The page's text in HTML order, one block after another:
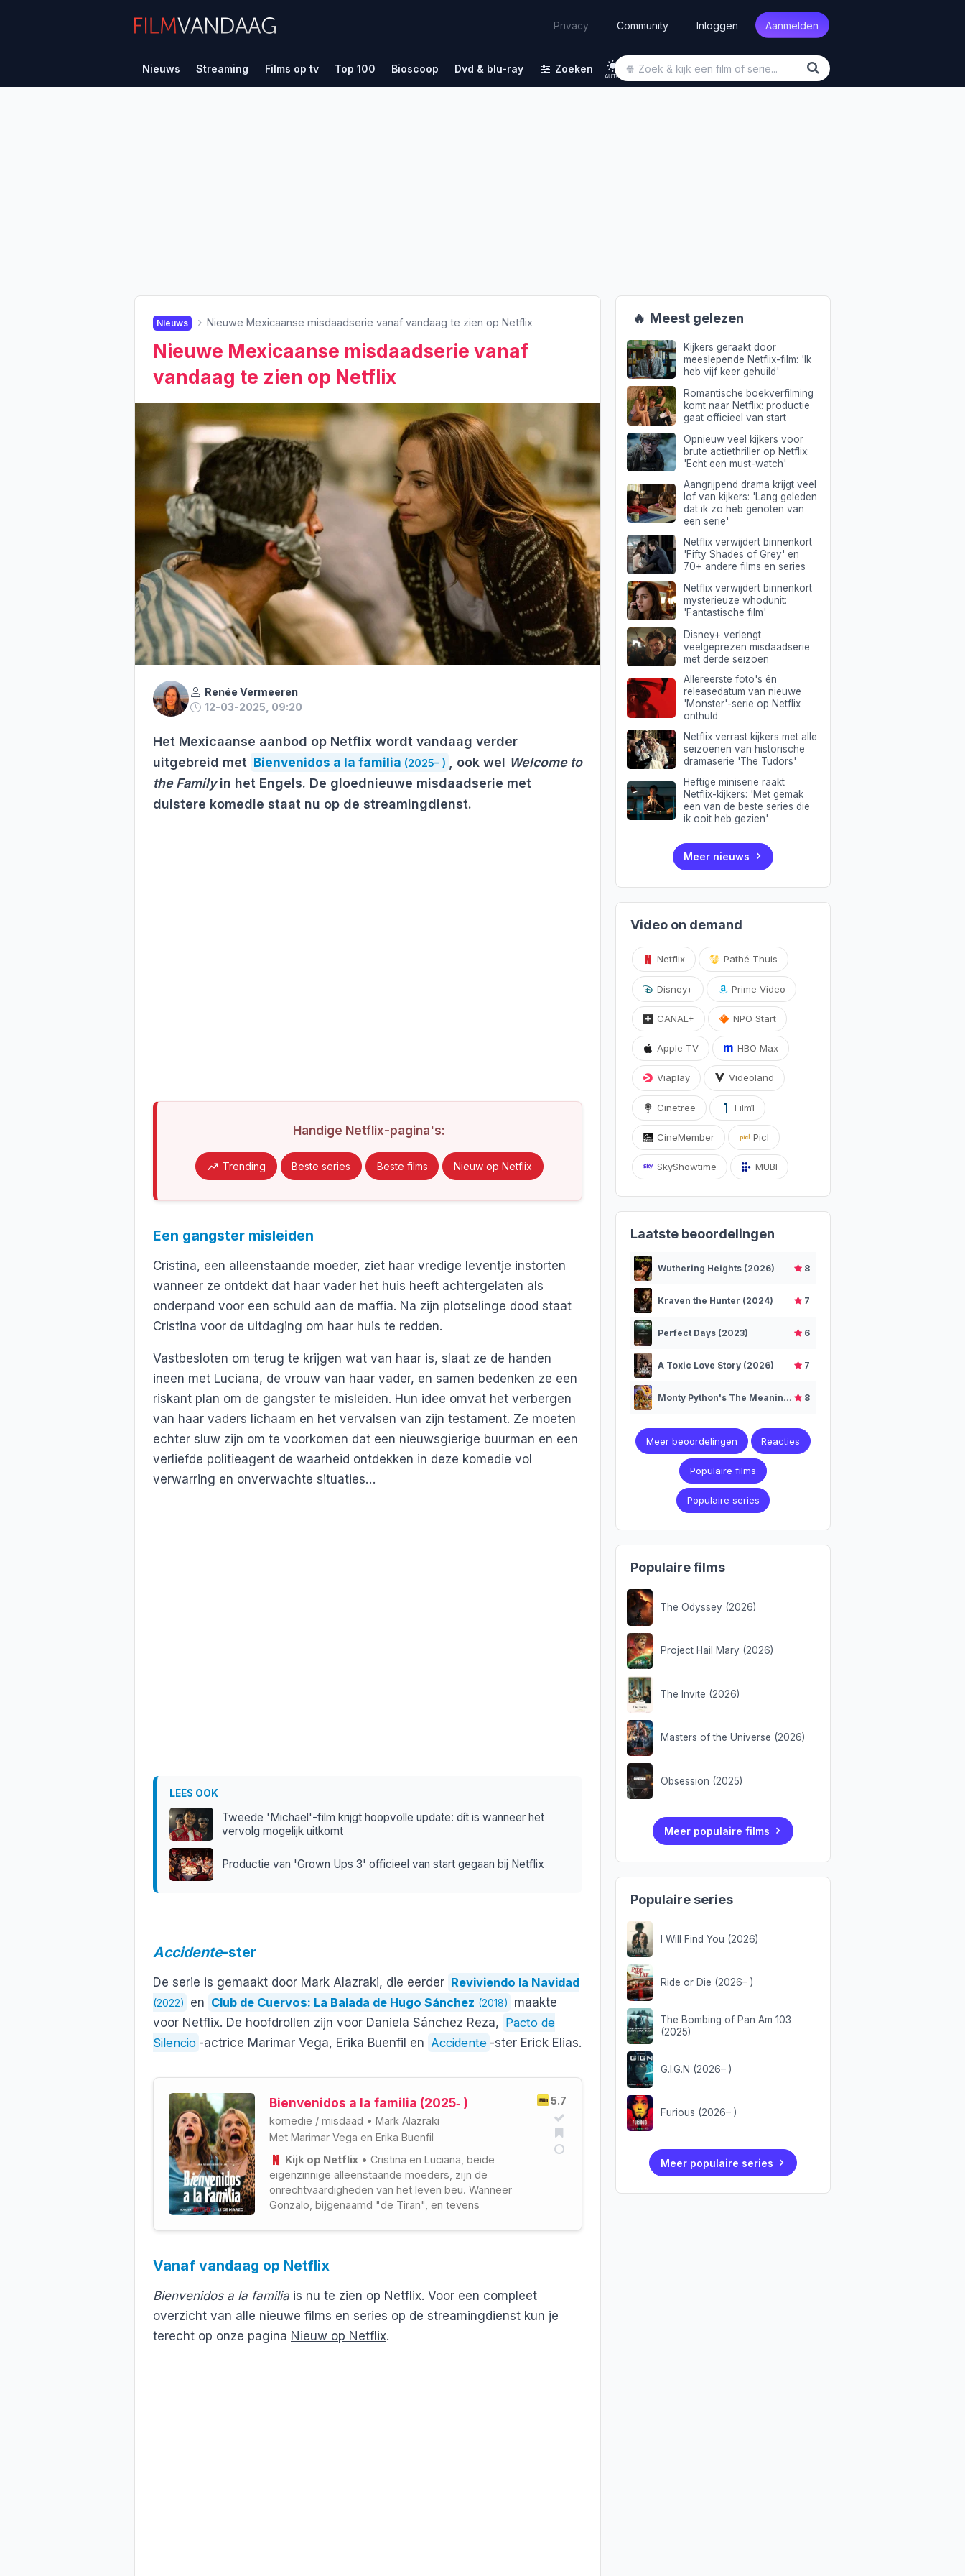
Privacy Community Inloggen Aanmelden
Nieuws Streaming Films op tv Top 100 Bioscoop Dvd & blu-ray Zoeken
AUTO
Nieuws Nieuwe Mexicaanse misdaadserie vanaf vandaag te zien op Netflix
Nieuwe Mexicaanse misdaadserie vanaf
vandaag te zien op Netflix
Renée Vermeeren
12-03-2025, 09:20
Het Mexicaanse aanbod op Netflix wordt vandaag verder
uitgebreid met Bienvenidos a la familia (2025– ) , ook wel Welcome to
the Familyin het Engels. De gloednieuwe misdaadserie met
duistere komedie staat nu op de streamingdienst.
Handige Netflix-pagina's:
Trending Beste series Beste films Nieuw op Netflix
Een gangster misleiden
Cristina, een alleenstaande moeder, ziet haar vredige leventje instorten
wanneer ze ontdekt dat haar vader het huis heeft achtergelaten als
onderpand voor een schuld aan de maffia. Na zijn plotselinge dood staat
Cristina voor de uitdaging om haar huis te redden.
Vastbesloten om terug te krijgen wat van haar is, slaat ze de handen
ineen met Luciana, de vrouw van haar vader, en samen bedenken ze een
riskant plan om de gangster te misleiden. Hun idee omvat het verbergen
van haar vaders lichaam en het vervalsen van zijn testament. Ze moeten
echter sluw zijn om te voorkomen dat een nieuwsgierige buurman en een
verliefde politieagent de waarheid ontdekken in deze komedie vol
verwarring en onverwachte situaties…
LEES OOK
Tweede 'Michael'-film krijgt hoopvolle update: dít is wanneer het
vervolg mogelijk uitkomt
Productie van 'Grown Ups 3' officieel van start gegaan bij Netflix
Accidente-ster
De serie is gemaakt door Mark Alazraki, die eerder Reviviendo la Navidad
(2022) en Club de Cuervos: La Balada de Hugo Sánchez (2018)
maakte
voor Netflix. De hoofdrollen zijn voor Daniela Sánchez Reza, Pacto de
Silencio -actrice Marimar Vega, Erika Buenfil en Accidente -ster Erick Elias.
5.7
Bienvenidos a la familia (2025‑ )
komedie / misdaad • Mark Alazraki
Met Marimar Vega en Erika Buenfil
Kijk op Netflix • Cristina en Luciana, beide
eigenzinnige alleenstaande moeders, zijn de
onrechtvaardigheden van het leven beu. Wanneer
Gonzalo, bijgenaamd "de Tiran", en tevens
een ruzie voor hun ogen omkomt, moeten ze
Vanaf vandaag op Netflix
Bienvenidos a la familia is nu te zien op Netflix. Voor een compleet
overzicht van alle nieuwe films en series op de streamingdienst kun je
terecht op onze pagina Nieuw op Netflix.
🔥 Meest gelezen
Kijkers geraakt door
meeslepende Netflix-film: 'Ik
heb vijf keer gehuild'
Romantische boekverfilming
komt naar Netflix: productie
gaat officieel van start
Opnieuw veel kijkers voor
brute actiethriller op Netflix:
'Echt een must-watch'
Aangrijpend drama krijgt veel
lof van kijkers: 'Lang geleden
dat ik zo heb genoten van
een serie'
Netflix verwijdert binnenkort
'Fifty Shades of Grey' en
70+ andere films en series
Netflix verwijdert binnenkort
mysterieuze whodunit:
'Fantastische film'
Disney+ verlengt
veelgeprezen misdaadserie
met derde seizoen
Allereerste foto's én
releasedatum van nieuwe
'Monster'-serie op Netflix
onthuld
Netflix verrast kijkers met alle
seizoenen van historische
dramaserie 'The Tudors'
Heftige miniserie raakt
Netflix-kijkers: 'Met gemak
een van de beste series die
ik ooit heb gezien'
Meer nieuws
Video on demand
Netflix Pathé Thuis
Disney+ Prime Video
CANAL+ NPO Start
Apple TV HBO Max
Viaplay Videoland
Cinetree Film1
CineMember Picl
SkyShowtime MUBI
Laatste beoordelingen
Wuthering Heights (2026) 8
Kraven the Hunter (2024) 7
Perfect Days (2023) 6
A Toxic Love Story (2026) 7
Monty Python's The Meaning of Life (1983) 8
Meer beoordelingen Reacties
Populaire films
Populaire series
Populaire films
The Odyssey (2026)
Project Hail Mary (2026)
The Invite (2026)
Masters of the Universe (2026)
Obsession (2025)
Meer populaire films
Populaire series
I Will Find You (2026)
Ride or Die (2026– )
The Bombing of Pan Am 103
(2025)
G.I.G.N (2026– )
Furious (2026– )
Meer populaire series